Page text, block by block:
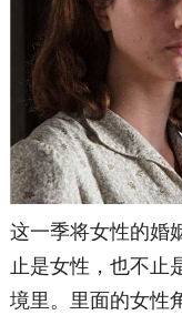
这一季将女性的婚
止是女性，也不止
境里。里面的女性